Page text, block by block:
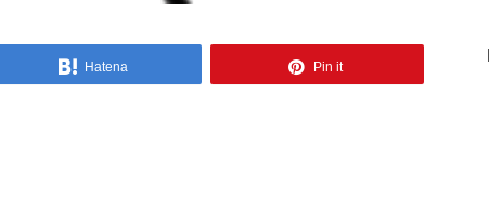
Hatena Pin it